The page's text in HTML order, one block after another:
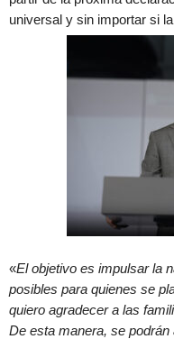
universal y sin importar si
«El objetivo es impulsar la
posibles para quienes se
quiero agradecer a las
De esta manera, se